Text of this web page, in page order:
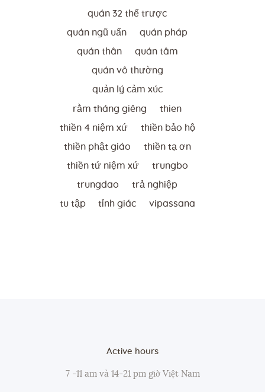
quán 32 thể trược
quán ngũ uẩn quán pháp
quán thân quán tâm
quán vô thường
quản lý cảm xúc
rằm tháng giêng thien
thiền 4 niệm xứ thiền bảo hộ
thiền phật giáo thiền tạ ơn
thiền tứ niệm xứ trungbo
trungdao trả nghiệp
tu tập tỉnh giác vipassana
Active hours
7 -11 am và 14-21 pm giờ Việt Nam